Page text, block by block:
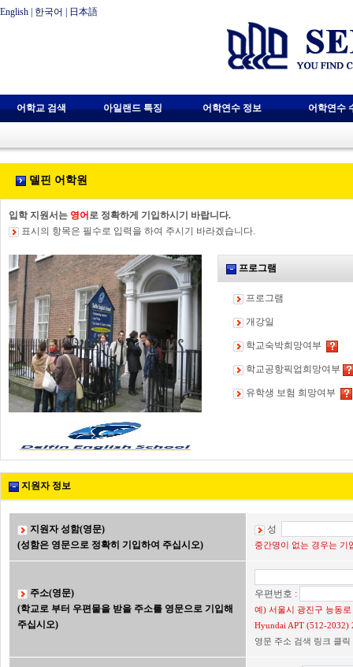
English 한국어 日本語
어학교 검색 아일랜드 특징 어학연수 정보 어학연수
델핀 어학원
입학 지원서는 영어 로 정확하게 기입하시기 바랍니다.
표시의 항목은 필수로 입력을 하여 주시기 바라겠습니다.
프로그램
프로그램
개강일
학교숙박희망여부
학교공항픽업희망여부
유학생 보험 희망여부
지원자 정보
지원자 성함(영문)
(성함은 영문으로 정확히 기입하여 주십시오)
성
중간명이 없는 경우는 기
주소(영문)
(학교로 부터 우편물을 받을 주소를 영문으로 기입해
주십시오)
우편번호 :
예) 서울시 광진구 능동
Hyundai APT (512-2032)
영문 주소 검색 링크 클릭